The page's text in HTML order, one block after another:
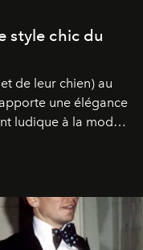
style chic du
de leur chien) au
une élégance
ludique à la mode